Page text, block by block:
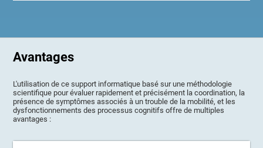
Avantages
L'utilisation de ce support informatique basé sur une méthodologie
scientifique pour évaluer rapidement et précisément la coordination, la
présence de symptômes associés à un trouble de la mobilité, et les
dysfonctionnements des processus cognitifs offre de multiples
avantages :